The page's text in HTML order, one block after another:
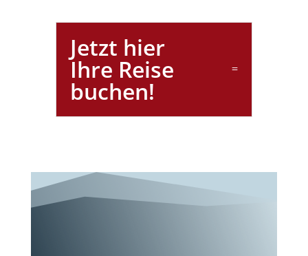
Jetzt hier
Ihre Reise
buchen!